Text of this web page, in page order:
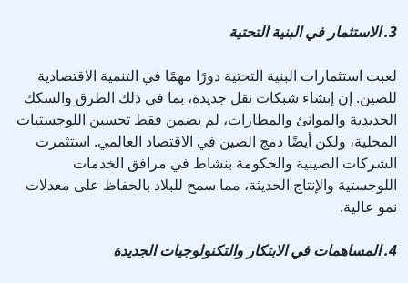
3. الاستثمار في البنية التحتية
لعبت استثمارات البنية التحتية دورًا مهمًا في التنمية الاقتصادية
للصين. إن إنشاء شبكات نقل جديدة، بما في ذلك الطرق والسكك
الحديدية والموانئ والمطارات، لم يضمن فقط تحسين اللوجستيات
المحلية، ولكن أيضًا دمج الصين في الاقتصاد العالمي. استثمرت
الشركات الصينية والحكومة بنشاط في مرافق الخدمات
اللوجستية والإنتاج الحديثة، مما سمح للبلاد بالحفاظ على معدلات
نمو عالية.
4. المساهمات في الابتكار والتكنولوجيات الجديدة